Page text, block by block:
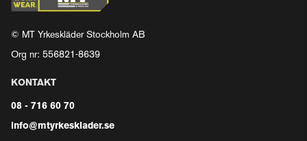
© MT Yrkeskläder Stockholm AB
Org nr: 556821-8639
KONTAKT
08 - 716 60 70
info@mtyrkesklader.se